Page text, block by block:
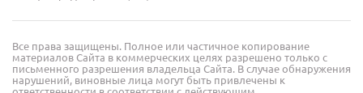
Все права защищены. Полное или частичное копирование
материалов Сайта в коммерческих целях разрешено только с
письменного разрешения владельца Сайта. В случае обнаружения
нарушений, виновные лица могут быть привлечены к